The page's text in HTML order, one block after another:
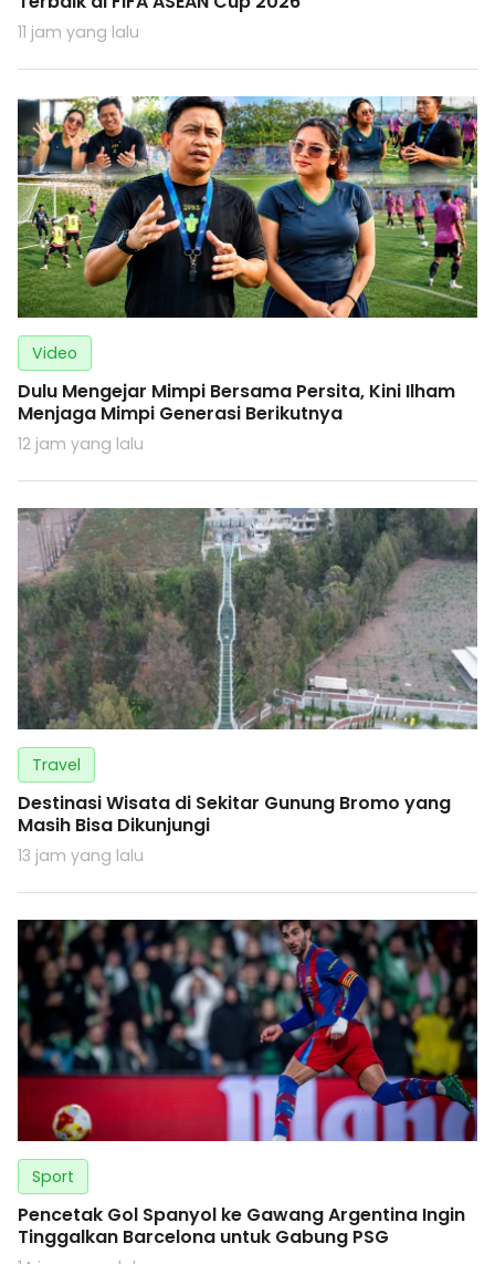
11 jam yang lalu
Video
Dulu Mengejar Mimpi Bersama Persita, Kini Ilham
Menjaga Mimpi Generasi Berikutnya
12 jam yang lalu
Travel
Destinasi Wisata di Sekitar Gunung Bromo yang
Masih Bisa Dikunjungi
13 jam yang lalu
Sport
Pencetak Gol Spanyol ke Gawang Argentina Ingin
Tinggalkan Barcelona untuk Gabung PSG